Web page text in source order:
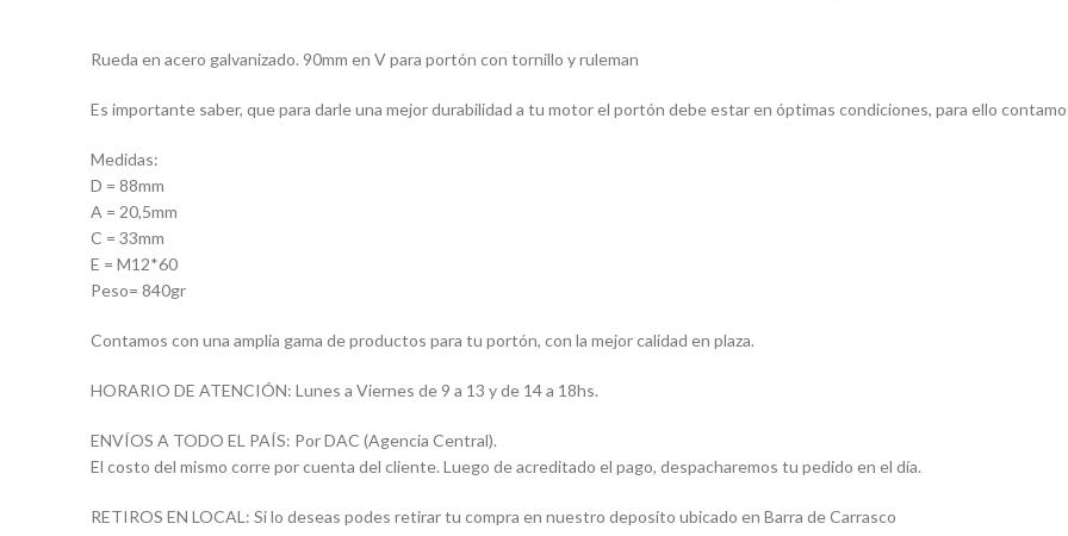
Rueda en acero galvanizado. 90mm en V para portón con tornillo y ruleman
Es importante saber, que para darle una mejor durabilidad a tu motor el portón debe estar en óptimas condiciones, para ello
Medidas:
D = 88mm
A = 20,5mm
C = 33mm
E = M12*60
Peso= 840gr
Contamos con una amplia gama de productos para tu portón, con la mejor calidad en plaza.
HORARIO DE ATENCIÓN: Lunes a Viernes de 9 a 13 y de 14 a 18hs.
ENVÍOS A TODO EL PAÍS: Por DAC (Agencia Central).
El costo del mismo corre por cuenta del cliente. Luego de acreditado el pago, despacharemos tu pedido en el día.
RETIROS EN LOCAL: Si lo deseas podes retirar tu compra en nuestro deposito ubicado en Barra de Carrasco